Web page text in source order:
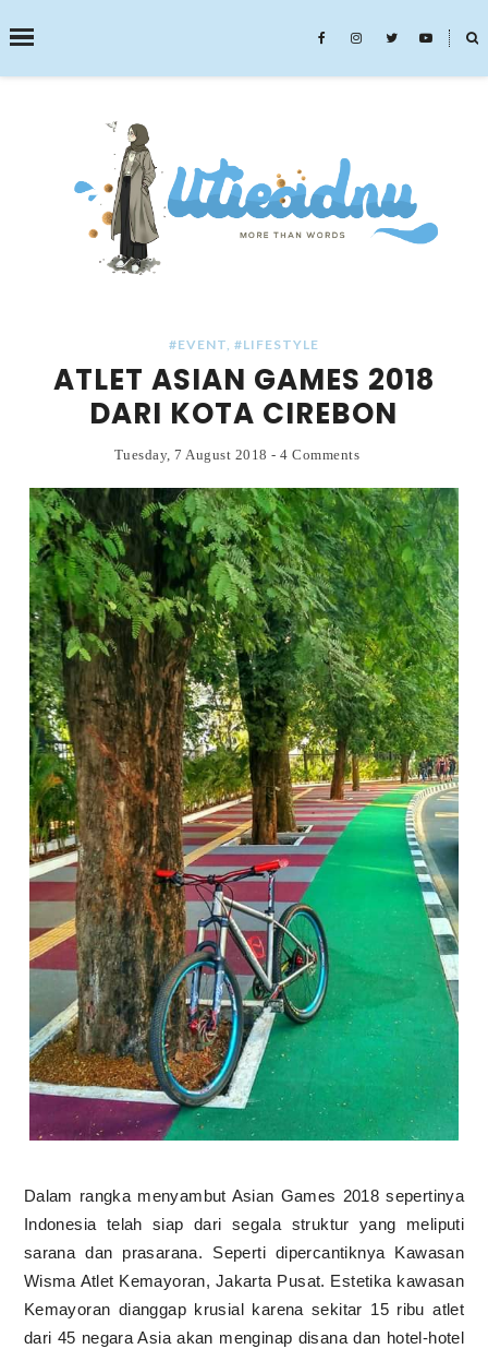
˟
SEARCH THIS BLOG
#EVENT #LIFESTYLE
ATLET ASIAN GAMES 2018
DARI KOTA CIREBON
Tuesday, 7 August 2018-4 Comments
Dalam rangka menyambut Asian Games 2018 sepertinya
Indonesia telah siap dari segala struktur yang meliputi
sarana dan prasarana. Seperti dipercantiknya Kawasan
Wisma Atlet Kemayoran, Jakarta Pusat. Estetika kawasan
Kemayoran dianggap krusial karena sekitar 15 ribu atlet
dari 45 negara Asia akan menginap disana dan hotel-hotel